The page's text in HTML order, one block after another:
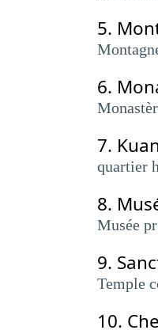
5.
6.
7.
quartier
8.
Musée
9.
Temple
10.